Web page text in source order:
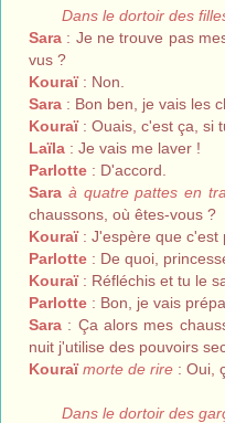
Dans le dortoir des
Sara : Je ne trouve pas
vus ?
Kouraï: Non.
Sara : Bon ben, je vais les
Kouraï: Ouais, c'est ça, si
Laïla : Je vais me laver !
Parlotte : D'accord.
Sara à quatre pattes en
chaussons, où êtes-vous ?
Kouraï: J'espère que c'est
Parlotte : De quoi,
Kouraï: Réfléchis et tu le
Parlotte : Bon, je vais
Sara : Ça alors mes
nuit j'utilise des pouvoirs
Kouraï morte de rire : Oui,
Dans le dortoir des